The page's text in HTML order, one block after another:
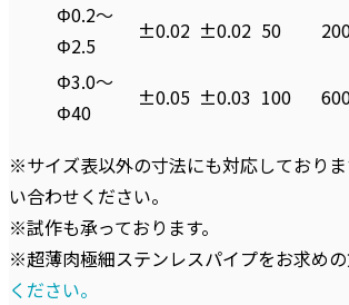
Φ0.2～
Φ2.5
±0.02 ±0.02 50
Φ3.0～
Φ40
±0.05 ±0.03 100
※サイズ表以外の寸法にも対応しており
い合わせください。
※試作も承っております。
※超薄肉極細ステンレスパイプをお求め
ください。